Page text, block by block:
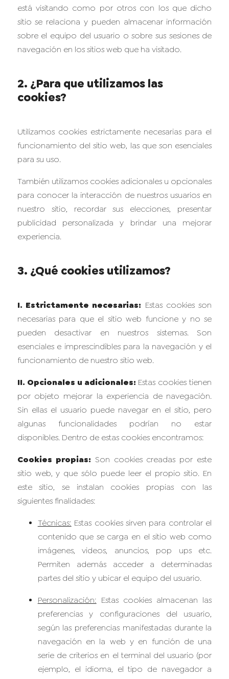
está visitando como por otros con los que dicho
sitio se relaciona y pueden almacenar información
sobre el equipo del usuario o sobre sus sesiones de
navegación en los sitios web que ha visitado.
2. ¿Para que utilizamos las
cookies?
Utilizamos cookies estrictamente necesarias para el
funcionamiento del sitio web, las que son esenciales
para su uso.
También utilizamos cookies adicionales u opcionales
para conocer la interacción de nuestros usuarios en
nuestro sitio, recordar sus elecciones, presentar
publicidad personalizada y brindar una mejorar
experiencia.
3. ¿Qué cookies utilizamos?
I. Estrictamente necesarias: Estas cookies son
necesarias para que el sitio web funcione y no se
pueden desactivar en nuestros sistemas. Son
esenciales e imprescindibles para la navegación y el
funcionamiento de nuestro sitio web.
II. Opcionales u adicionales: Estas cookies tienen
por objeto mejorar la experiencia de navegación.
Sin ellas el usuario puede navegar en el sitio, pero
algunas funcionalidades podrían no estar
disponibles. Dentro de estas cookies encontramos:
Cookies propias: Son cookies creadas por este
sitio web, y que sólo puede leer el propio sitio. En
este sitio, se instalan cookies propias con las
siguientes finalidades:
Técnicas: Estas cookies sirven para controlar el
contenido que se carga en el sitio web como
imágenes, videos, anuncios, pop ups etc.
Permiten además acceder a determinadas
partes del sitio y ubicar el equipo del usuario.
Personalización: Estas cookies almacenan las
preferencias y configuraciones del usuario,
según las preferencias manifestadas durante la
navegación en la web y en función de una
serie de criterios en el terminal del usuario (por
ejemplo, el idioma, el tipo de navegador a